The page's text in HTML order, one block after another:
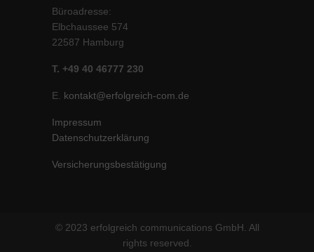
Büroadresse:
Elbchaussee 574
22587 Hamburg
T. +49 40 46777 230
E. kontakt@erfolgreich-com.de
Impressum
Datenschutzerklärung
Versicherungsbestätigung
© 2023 erfolgreich communications GmbH. All
rights reserved.